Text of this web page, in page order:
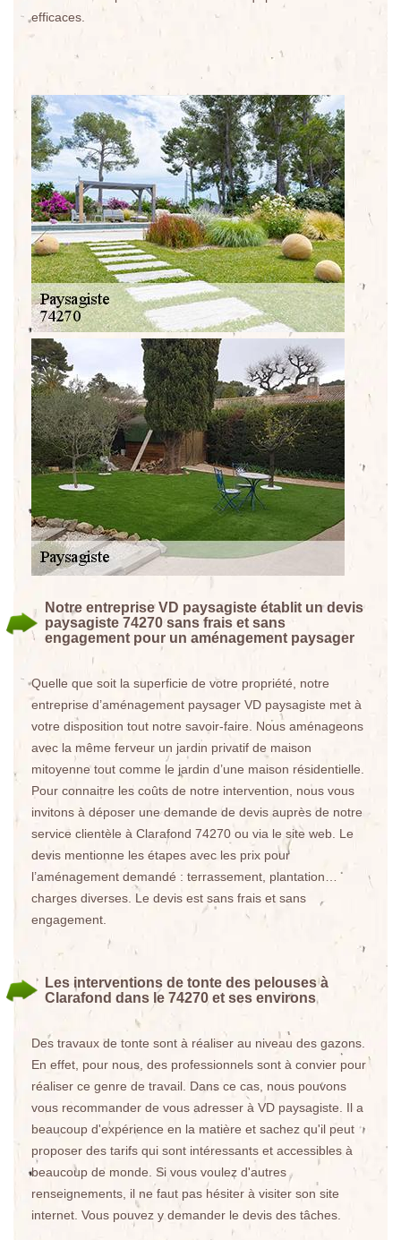
efficaces.
Notre entreprise VD paysagiste établit un devis
paysagiste 74270 sans frais et sans
engagement pour un aménagement paysager
Quelle que soit la superficie de votre propriété, notre
entreprise d’aménagement paysager VD paysagiste met à
votre disposition tout notre savoir-faire. Nous aménageons
avec la même ferveur un jardin privatif de maison
mitoyenne tout comme le jardin d’une maison résidentielle.
Pour connaitre les coûts de notre intervention, nous vous
invitons à déposer une demande de devis auprès de notre
service clientèle à Clarafond 74270 ou via le site web. Le
devis mentionne les étapes avec les prix pour
l’aménagement demandé : terrassement, plantation…
charges diverses. Le devis est sans frais et sans
engagement.
Les interventions de tonte des pelouses à
Clarafond dans le 74270 et ses environs
Des travaux de tonte sont à réaliser au niveau des gazons.
En effet, pour nous, des professionnels sont à convier pour
réaliser ce genre de travail. Dans ce cas, nous pouvons
vous recommander de vous adresser à VD paysagiste. Il a
beaucoup d'expérience en la matière et sachez qu'il peut
proposer des tarifs qui sont intéressants et accessibles à
beaucoup de monde. Si vous voulez d'autres
renseignements, il ne faut pas hésiter à visiter son site
internet. Vous pouvez y demander le devis des tâches.